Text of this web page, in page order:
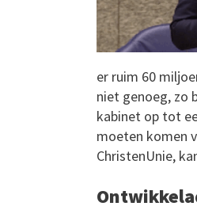
er ruim 60
niet genoeg, zo
kabinet op tot
moeten komen
ChristenUnie,